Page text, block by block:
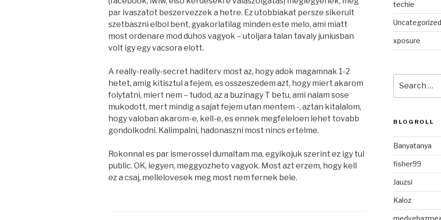
par ivaszatot beszervezzek a hetre. Ez utobbiakat persze sikerult
szetbaszni elbol bent, gyakorlatilag minden este melo, ami miatt
most ordenare mod duhos vagyok – utoljara talan tavaly juniusban
volt igy egy vacsora elott.
A really-really-secret haditerv most az, hogy adok magamnak 1-2
hetet, amig kitisztul a fejem, es osszeszedem azt, hogy miert akarom
folytatni, miert nem – tudod, az a buzinagy T betu, ami nalam sose
mukodott, mert mindig a sajat fejem utan mentem -, aztan kitalalom,
hogy valoban akarom-e, kell-e, es ennek megfeleloen lehet tovabb
gondolkodni. Kalimpalni, hadonaszni most nincs ertelme.
Rokonnal es par ismerossel dumaltam ma, egyikojuk szerint ez igy tul
public. OK, legyen, meggyozheto vagyok. Most azt erzem, hogy kell
ez a csaj, mellelovesek meg most nem fernek bele.
techie
Uncategorized
xposure
for:
BLOGROLL
Banyatanya
fisher99
Jauzsi
Kaloz